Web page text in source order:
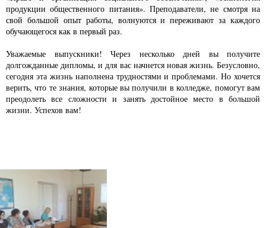
продукции общественного питания». Преподаватели, не смотря на
свой большой опыт работы, волнуются и переживают за каждого
обучающегося как в первый раз.
Уважаемые выпускники! Через несколько дней вы получите
долгожданные дипломы, и для вас начнется новая жизнь. Безусловно,
сегодня эта жизнь наполнена трудностями и проблемами. Но хочется
верить, что те знания, которые вы получили в колледже, помогут вам
преодолеть все сложности и занять достойное место в большой
жизни. Успехов вам!